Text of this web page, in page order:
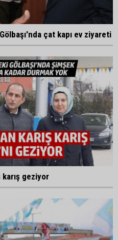
çat kapı ev ziyareti
karış geziyor